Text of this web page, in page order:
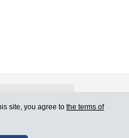
Terms of Use
site, you agree to the terms of